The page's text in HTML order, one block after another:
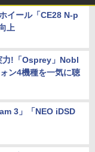
イール「CE28 N-p
上
力!「Osprey」Nobl
ン4機種を一気に聴
3」「NEO iDSD